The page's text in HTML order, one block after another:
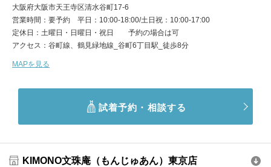
大阪府大阪市天王寺区清水谷町17-6
営業時間
要予約 平日：10:00-18:00/土日祝：10:00-17:00
定休日
土曜日・日曜日・祝日 予約の場合は可
アクセス
谷町線、鶴見緑地線_谷町6丁目駅_徒歩8分
MAPを見る
試着予約・相談する
KIMONO文珠庵（もんじゅあん）東京店